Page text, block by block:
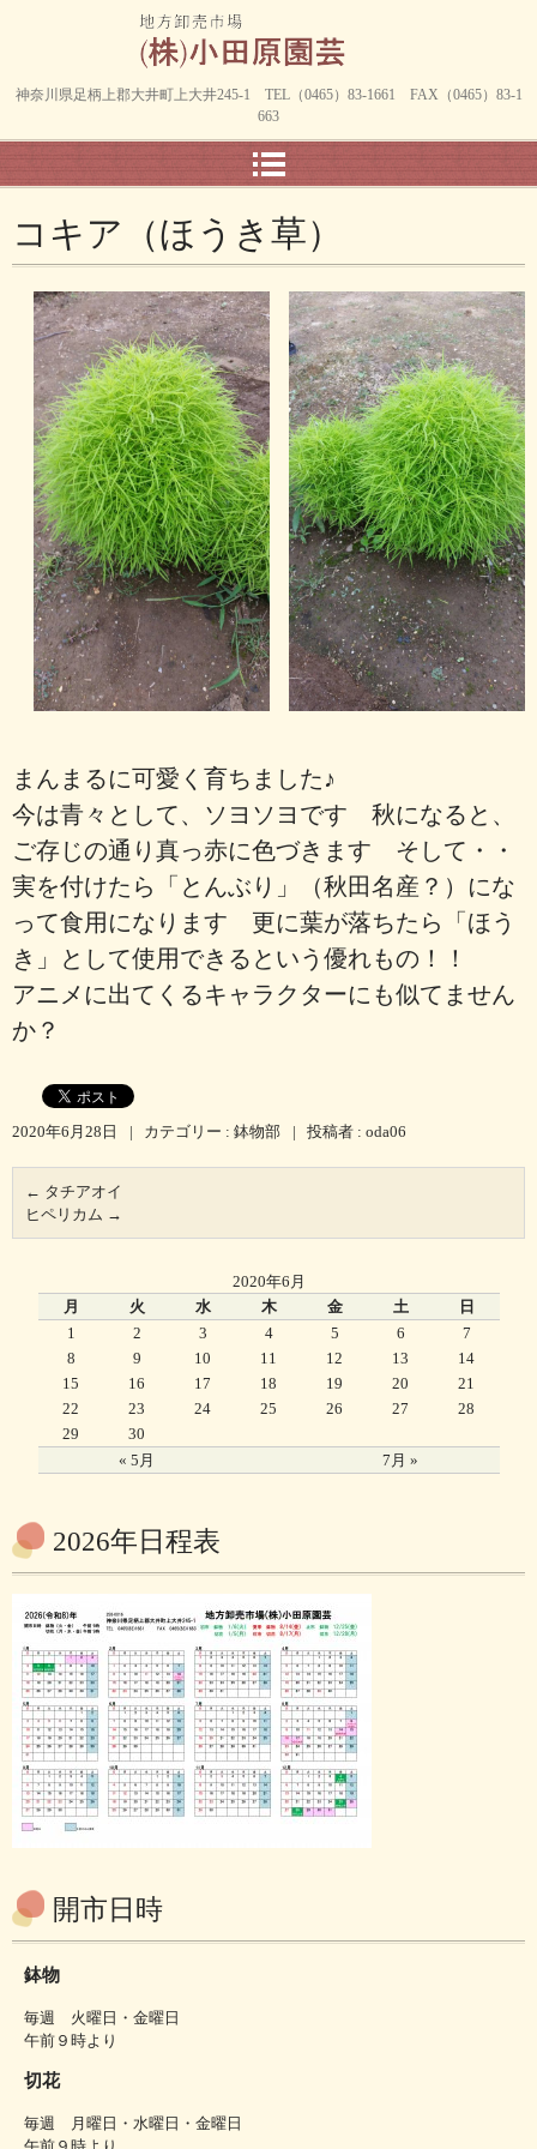
神奈川県足柄上郡大井町上大井245-1 TEL（0465）83-1661 FAX（0465）83-1
663
コキア（ほうき草）
まんまるに可愛く育ちました♪
今は青々として、ソヨソヨです 秋になると、
ご存じの通り真っ赤に色づきます そして・・
実を付けたら「とんぶり」（秋田名産？）にな
って食用になります 更に葉が落ちたら「ほう
き」として使用できるという優れもの！！
アニメに出てくるキャラクターにも似てません
か？
2020年6月28日 | カテゴリー : 鉢物部 | 投稿者 : oda06
← タチアオイ
ヒペリカム →
2020年6月
月
火 水 木 金 土 日
« 5月 7月 »
1 2 3 4 5 6
7
8
9 10 11 12 13
14
15
16 17 18 19 20
21
22
23 24 25 26 27
28
29
30
2026年日程表
開市日時
鉢物
毎週 火曜日・金曜日
午前９時より
切花
毎週 月曜日・水曜日・金曜日